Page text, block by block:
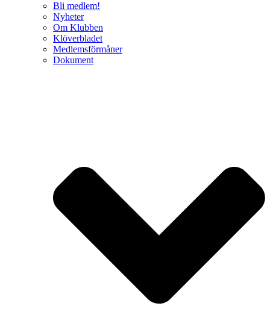
Bli medlem!
Nyheter
Om Klubben
Klöverbladet
Medlemsförmåner
Dokument